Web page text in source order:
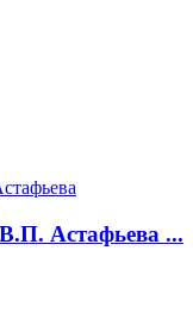
Астафьева ...